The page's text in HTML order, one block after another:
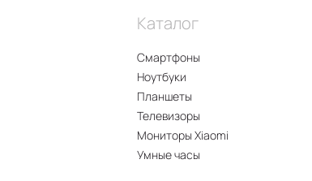
Каталог
Смартфоны
Ноутбуки
Планшеты
Телевизоры
Мониторы Xiaomi
Умные часы